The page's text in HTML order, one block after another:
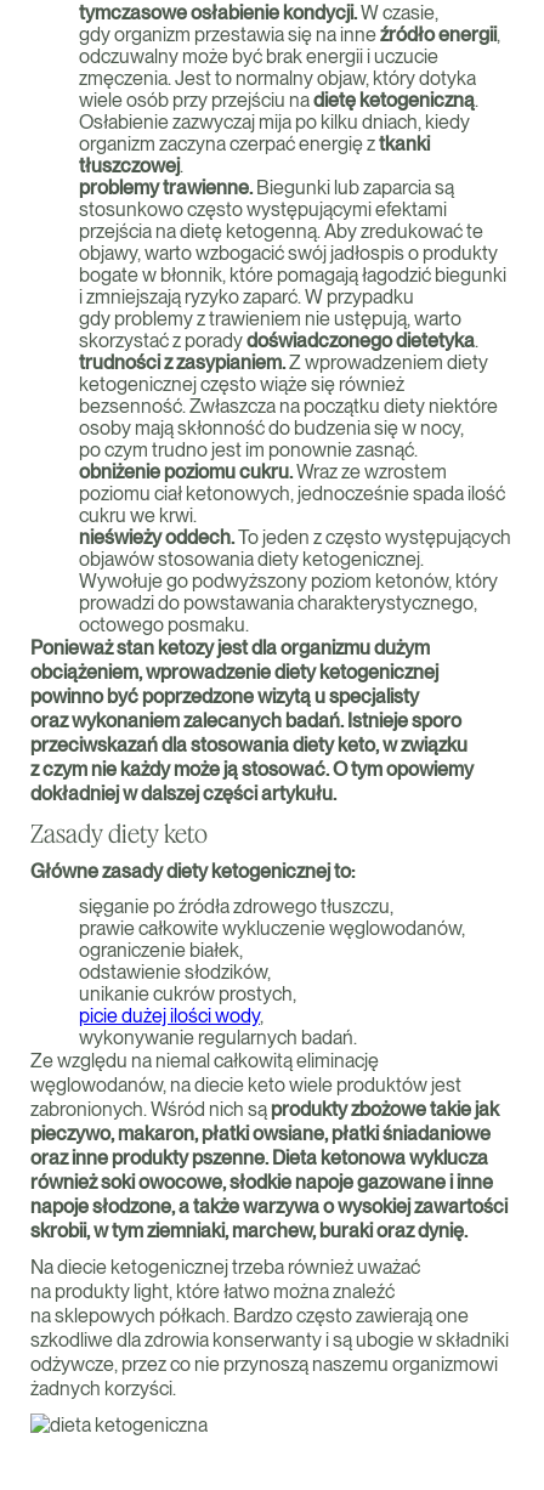
tymczasowe osłabienie kondycji.W czasie,
gdy organizm przestawia się na inneźródło energii,
odczuwalny może być brak energii i uczucie
zmęczenia. Jest to normalny objaw, który dotyka
wiele osób przy przejściu nadietę ketogeniczną.
Osłabienie zazwyczaj mija po kilku dniach, kiedy
organizm zaczyna czerpać energię ztkanki
tłuszczowej.
problemy trawienne. Biegunki lub zaparcia są
stosunkowo często występującymi efektami
przejścia na dietę ketogenną. Aby zredukować te
objawy, warto wzbogacić swój jadłospis o produkty
bogate w błonnik, które pomagają łagodzić biegunki
i zmniejszają ryzyko zaparć. W przypadku
gdy problemy z trawieniem nie ustępują, warto
skorzystać z poradydoświadczonego dietetyka.
trudności z zasypianiem.Z wprowadzeniem diety
ketogenicznej często wiąże się również
bezsenność. Zwłaszcza na początku diety niektóre
osoby mają skłonność do budzenia się w nocy,
po czym trudno jest im ponownie zasnąć.
obniżenie poziomu cukru.Wraz ze wzrostem
poziomu ciał ketonowych, jednocześnie spada ilość
cukru we krwi.
nieświeży oddech.To jeden z często występujących
objawów stosowania diety ketogenicznej.
Wywołuje go podwyższony poziom ketonów, który
prowadzi do powstawania charakterystycznego,
octowego posmaku.
Ponieważ stan ketozy jest dla organizmu dużym
obciążeniem, wprowadzenie diety ketogenicznej
powinno być poprzedzone wizytą u specjalisty
oraz wykonaniem zalecanych badań. Istnieje sporo
przeciwskazań dla stosowania diety keto, w związku
z czym nie każdy może ją stosować. O tym opowiemy
dokładniej w dalszej części artykułu.
Zasady diety keto
Główne zasady diety ketogenicznej to:
sięganie po źródła zdrowego tłuszczu,
prawie całkowite wykluczenie węglowodanów,
ograniczenie białek,
odstawienie słodzików,
unikanie cukrów prostych,
picie dużej ilości wody,
wykonywanie regularnych badań.
Ze względu na niemal całkowitą eliminację
węglowodanów, na diecie keto wiele produktów jest
zabronionych. Wśród nich są produkty zbożowe takie jak
pieczywo, makaron, płatki owsiane, płatki śniadaniowe
oraz inne produkty pszenne. Dieta ketonowa wyklucza
również soki owocowe, słodkie napoje gazowane i inne
napoje słodzone, a także warzywa o wysokiej zawartości
skrobii, w tym ziemniaki, marchew, buraki oraz dynię.
Na diecie ketogenicznej trzeba również uważać
na produkty light, które łatwo można znaleźć
na sklepowych półkach. Bardzo często zawierają one
szkodliwe dla zdrowia konserwanty i są ubogie w składniki
odżywcze, przez co nie przynoszą naszemu organizmowi
żadnych korzyści.